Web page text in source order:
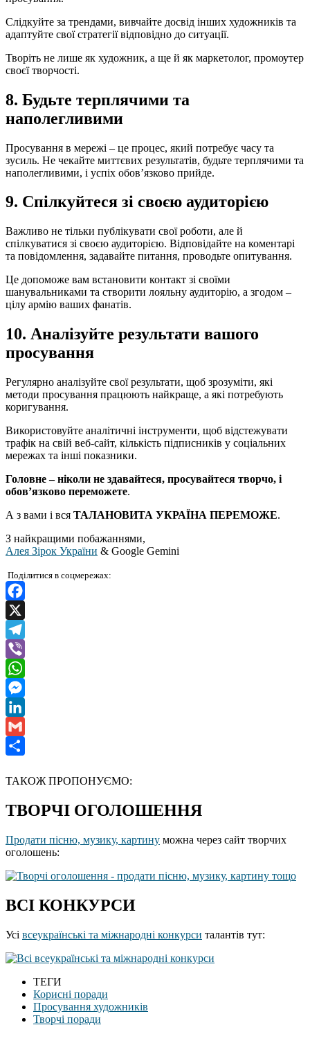
Слідкуйте за трендами, вивчайте досвід інших художників та
адаптуйте свої стратегії відповідно до ситуації.
Творіть не лише як художник, а ще й як маркетолог, промоутер
своєї творчості.
8. Будьте терплячими та
наполегливими
Просування в мережі – це процес, який потребує часу та
зусиль. Не чекайте миттєвих результатів, будьте терплячими та
наполегливими, і успіх обов’язково прийде.
9. Спілкуйтеся зі своєю аудиторією
Важливо не тільки публікувати свої роботи, але й
спілкуватися зі своєю аудиторією. Відповідайте на коментарі
та повідомлення, задавайте питання, проводьте опитування.
Це допоможе вам встановити контакт зі своїми
шанувальниками та створити лояльну аудиторію, а згодом –
цілу армію ваших фанатів.
10. Аналізуйте результати вашого
просування
Регулярно аналізуйте свої результати, щоб зрозуміти, які
методи просування працюють найкраще, а які потребують
коригування.
Використовуйте аналітичні інструменти, щоб відстежувати
трафік на свій веб-сайт, кількість підписників у соціальних
мережах та інші показники.
Головне – ніколи не здавайтеся, просувайтеся творчо, і
обов’язково переможете.
А з вами і вся ТАЛАНОВИТА УКРАЇНА ПЕРЕМОЖЕ.
З найкращими побажаннями,
Алея Зірок України & Google Gemini
Поділитися в соцмережах:
Facebook
X
Telegram
Viber
WhatsApp
Messenger
LinkedIn
Gmail
ТАКОЖ ПРОПОНУЄМО:
ТВОРЧІ ОГОЛОШЕННЯ
Продати пісню, музику, картину можна через сайт творчих
оголошень:
ВСІ КОНКУРСИ
Усі всеукраїнські та міжнародні конкурси талантів тут:
ТЕГИ
Корисні поради
Просування художників
Творчі поради